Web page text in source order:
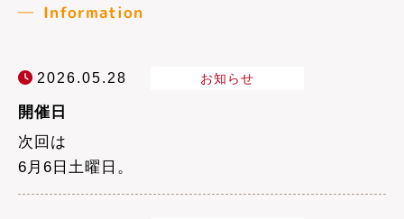
Information
2026.05.28 お知らせ
開催日
次回は
6月6日土曜日。